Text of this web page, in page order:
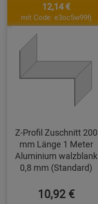
12,14 €
mit Code: e3oc5w99fj
Z-Profil Zuschnitt 200
mm Länge 1 Meter
Aluminium walzblank
0,8 mm (Standard)
10,92 €